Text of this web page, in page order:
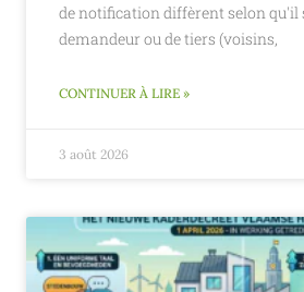
de notification diffèrent selon qu'il
demandeur ou de tiers (voisins,
CONTINUER À LIRE »
3 août 2026